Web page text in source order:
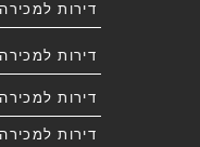
דירות
דירות
דירות
דירות